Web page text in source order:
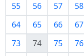
55
56 57 58
64
65 66 67
73
74 75 76